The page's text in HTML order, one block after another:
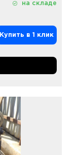
на складе
Купить в 1 клик